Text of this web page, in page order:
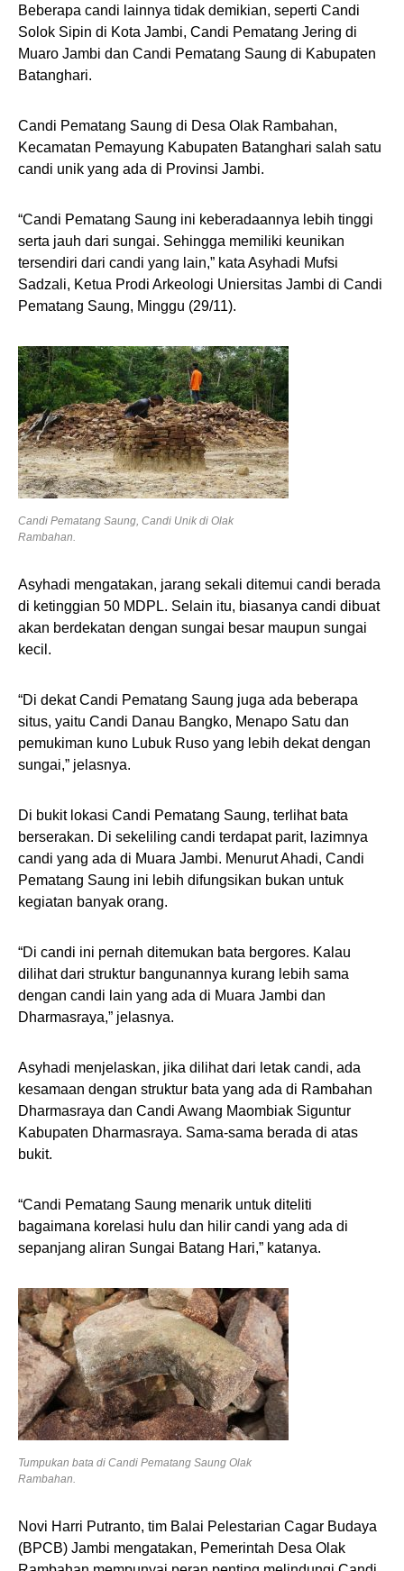
Beberapa candi lainnya tidak demikian, seperti Candi
Solok Sipin di Kota Jambi, Candi Pematang Jering di
Muaro Jambi dan Candi Pematang Saung di Kabupaten
Batanghari.
Candi Pematang Saung di Desa Olak Rambahan,
Kecamatan Pemayung Kabupaten Batanghari salah satu
candi unik yang ada di Provinsi Jambi.
“Candi Pematang Saung ini keberadaannya lebih tinggi
serta jauh dari sungai. Sehingga memiliki keunikan
tersendiri dari candi yang lain,” kata Asyhadi Mufsi
Sadzali, Ketua Prodi Arkeologi Uniersitas Jambi di Candi
Pematang Saung, Minggu (29/11).
Candi Pematang Saung, Candi Unik di Olak
Rambahan.
Asyhadi mengatakan, jarang sekali ditemui candi berada
di ketinggian 50 MDPL. Selain itu, biasanya candi dibuat
akan berdekatan dengan sungai besar maupun sungai
kecil.
“Di dekat Candi Pematang Saung juga ada beberapa
situs, yaitu Candi Danau Bangko, Menapo Satu dan
pemukiman kuno Lubuk Ruso yang lebih dekat dengan
sungai,” jelasnya.
Di bukit lokasi Candi Pematang Saung, terlihat bata
berserakan. Di sekeliling candi terdapat parit, lazimnya
candi yang ada di Muara Jambi. Menurut Ahadi, Candi
Pematang Saung ini lebih difungsikan bukan untuk
kegiatan banyak orang.
“Di candi ini pernah ditemukan bata bergores. Kalau
dilihat dari struktur bangunannya kurang lebih sama
dengan candi lain yang ada di Muara Jambi dan
Dharmasraya,” jelasnya.
Asyhadi menjelaskan, jika dilihat dari letak candi, ada
kesamaan dengan struktur bata yang ada di Rambahan
Dharmasraya dan Candi Awang Maombiak Siguntur
Kabupaten Dharmasraya. Sama-sama berada di atas
bukit.
“Candi Pematang Saung menarik untuk diteliti
bagaimana korelasi hulu dan hilir candi yang ada di
sepanjang aliran Sungai Batang Hari,” katanya.
Tumpukan bata di Candi Pematang Saung Olak
Rambahan.
Novi Harri Putranto, tim Balai Pelestarian Cagar Budaya
(BPCB) Jambi mengatakan, Pemerintah Desa Olak